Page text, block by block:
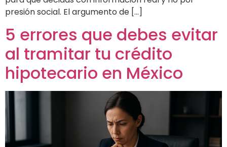
presión social. El argumento de […]
5 errores que debes evitar
al tramitar tu crédito
hipotecario en México